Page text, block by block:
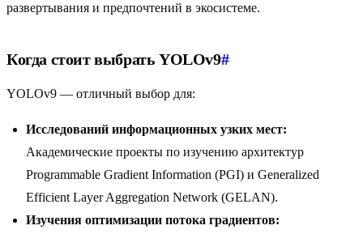
развертывания и предпочтений в экосистеме.
Когда стоит выбрать YOLOv9#
YOLOv9 — отличный выбор для:
Исследований информационных узких мест:
Академические проекты по изучению архитектур
Programmable Gradient Information (PGI) и Generalized
Efficient Layer Aggregation Network (GELAN).
Изучения оптимизации потока градиентов: